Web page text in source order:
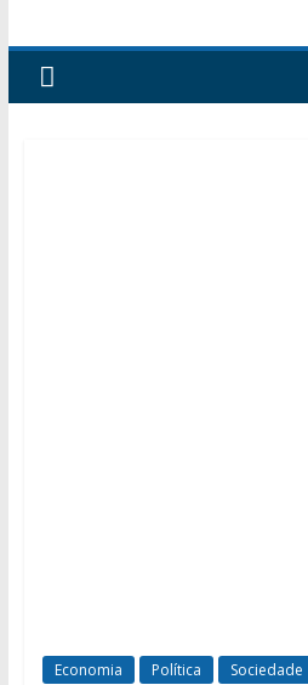
Economia Política Sociedade